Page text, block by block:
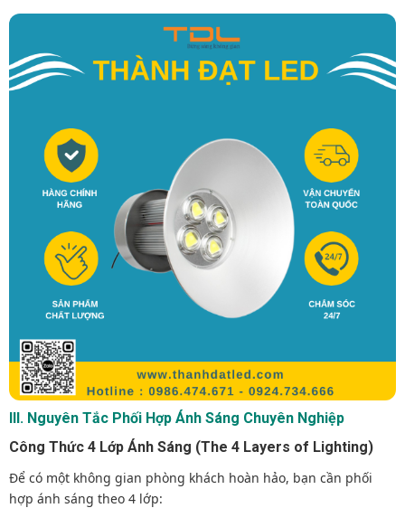
III. Nguyên Tắc Phối Hợp Ánh Sáng Chuyên Nghiệp
Công Thức 4 Lớp Ánh Sáng (The 4 Layers of Lighting)
Để có một không gian phòng khách hoàn hảo, bạn cần phối
hợp ánh sáng theo 4 lớp: